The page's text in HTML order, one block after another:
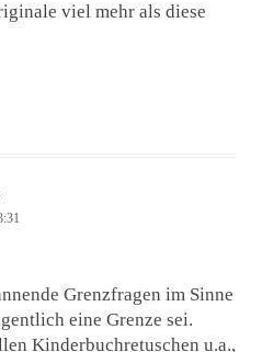
viel mehr als diese
Grenzfragen im Sinne
eine Grenze sei.
Kinderbuchretuschen u.a.,